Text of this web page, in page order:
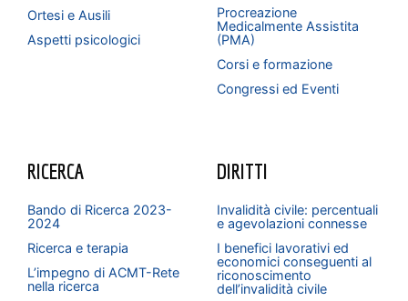
Ortesi e Ausili
Aspetti psicologici
Procreazione
Medicalmente Assistita
(PMA)
Corsi e formazione
Congressi ed Eventi
RICERCA
Bando di Ricerca 2023-
2024
Ricerca e terapia
L’impegno di ACMT-Rete
nella ricerca
DIRITTI
Invalidità civile: percentuali
e agevolazioni connesse
I benefici lavorativi ed
economici conseguenti al
riconoscimento
dell’invalidità civile